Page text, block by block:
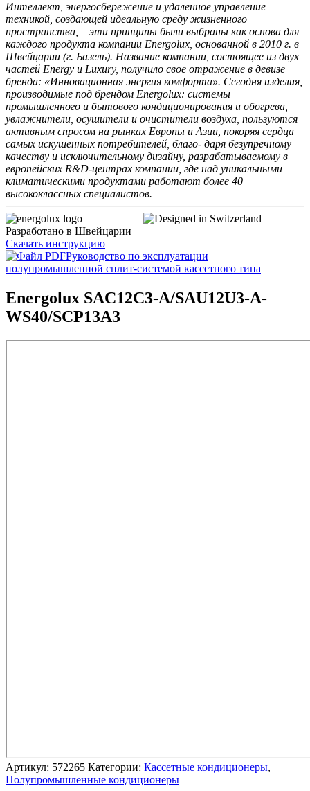
Интеллект, энергосбережение и удаленное управление
техникой, создающей идеальную среду жизненного
пространства, – эти принципы были выбраны как основа для
каждого продукта компании Energolux, основанной в 2010 г. в
Швейцарии (г. Базель). Название компании, состоящее из двух
частей Energy и Luxury, получило свое отражение в девизе
бренда: «Инновационная энергия комфорта». Сегодня изделия,
производимые под брендом Energolux: системы
промышленного и бытового кондиционирования и обогрева,
увлажнители, осушители и очистители воздуха, пользуются
активным спросом на рынках Европы и Азии, покоряя сердца
самых искушенных потребителей, благо- даря безупречному
качеству и исключительному дизайну, разрабатываемому в
европейских R&D-центрах компании, где над уникальными
климатическими продуктами работают более 40
высококлассных специалистов.
Разработано в Швейцарии
Скачать инструкцию
Руководство по эксплуатации
полупромышленной сплит-системой кассетного типа
Energolux SAC12C3-A/SAU12U3-A-
WS40/SCP13A3
Артикул: 572265 Категории: Кассетные кондиционеры,
Полупромышленные кондиционеры